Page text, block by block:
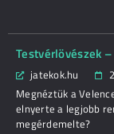
Testvérlövészek
jatekok.hu
Megnéztük a
elnyerte a legjobb
megérdemelte?